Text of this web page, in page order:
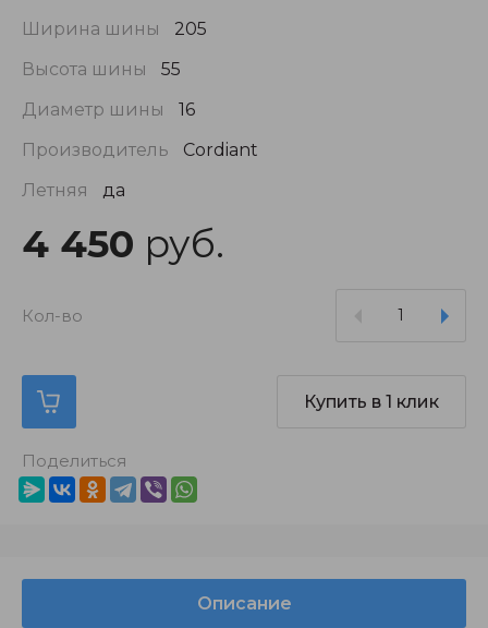
Ширина шины
205
Высота шины
55
Диаметр шины
16
Производитель
Cordiant
Летняя
да
4 450 руб.
Кол-во
Купить в 1 клик
Поделиться
Описание